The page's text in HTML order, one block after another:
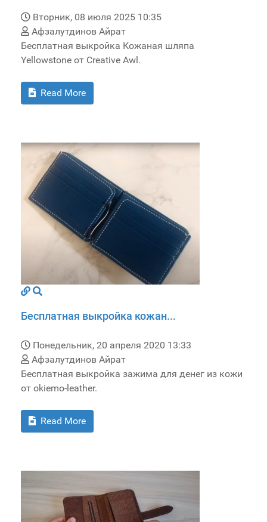
Вторник, 08 июля 2025 10:35
Афзалутдинов Айрат
Бесплатная выкройка Кожаная шляпа
Yellowstone от Creative Awl.
Read More
Бесплатная выкройка кожан...
Понедельник, 20 апреля 2020 13:33
Афзалутдинов Айрат
Бесплатная выкройка зажима для денег из кожи
от okiemo-leather.
Read More